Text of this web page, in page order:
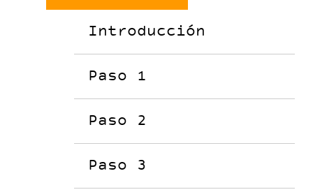
Introducción
Paso 1
Paso 2
Paso 3